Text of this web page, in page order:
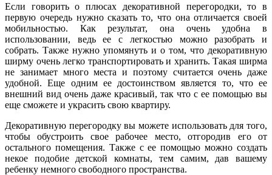
Если говорить о плюсах декоративной перегородки, то в
первую очередь нужно сказать то, что она отличается своей
мобильностью. Как результат, она очень удобна в
использовании, ведь ее с легкостью можно разобрать и
собрать. Также нужно упомянуть и о том, что декоративную
ширму очень легко транспортировать и хранить. Такая ширма
не занимает много места и поэтому считается очень даже
удобной. Еще одним ее достоинством является то, что ее
внешний вид очень даже красивый, так что с ее помощью вы
еще сможете и украсить свою квартиру.
Декоративную перегородку вы можете использовать для того,
чтобы обустроить свое рабочее место, отгородив его от
остального помещения. Также с ее помощью можно создать
некое подобие детской комнаты, тем самим, дав вашему
ребенку немного свободного пространства.